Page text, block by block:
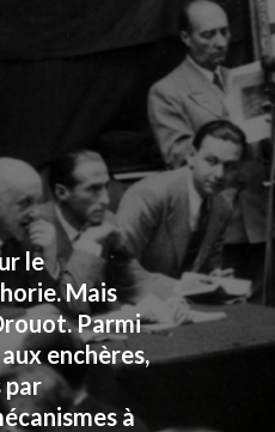
le
Mais
Parmi
enchères,
par
à